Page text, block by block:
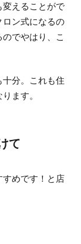
変えることがで
ロン式になるの
でやはり、こ
分。これも住
ます。
て
すめです！と店